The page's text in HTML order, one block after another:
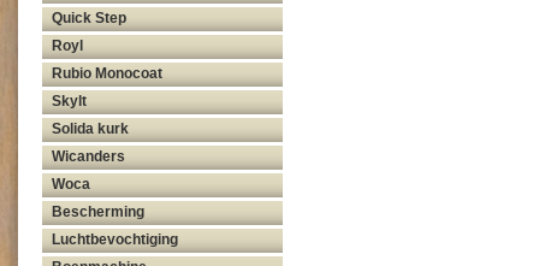
Quick Step
Royl
Rubio Monocoat
Skylt
Solida kurk
Wicanders
Woca
Bescherming
Luchtbevochtiging